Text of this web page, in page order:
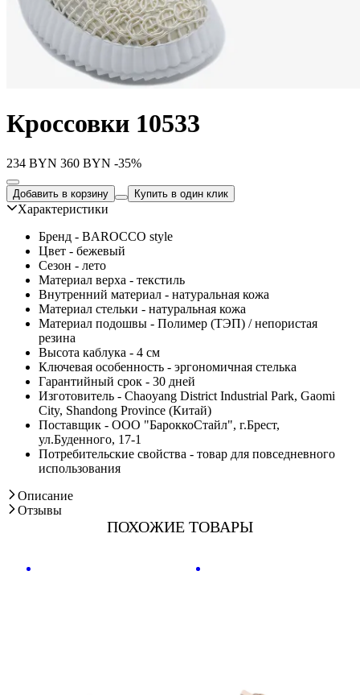
Кроссовки 10533
234 BYN 360 BYN -35%
Добавить в корзину Купить в один клик
Характеристики
Бренд - BAROCCO style
Цвет - бежевый
Сезон - лето
Материал верха - текстиль
Внутренний материал - натуральная кожа
Материал стельки - натуральная кожа
Материал подошвы - Полимер (ТЭП) / непористая
резина
Высота каблука - 4 см
Ключевая особенность - эргономичная стелька
Гарантийный срок - 30 дней
Изготовитель - Chaoyang District Industrial Park, Gaomi
City, Shandong Province (Китай)
Поставщик - ООО "БароккоСтайл", г.Брест,
ул.Буденного, 17-1
Потребительские свойства - товар для повседневного
использования
Описание
Отзывы
ПОХОЖИЕ ТОВАРЫ